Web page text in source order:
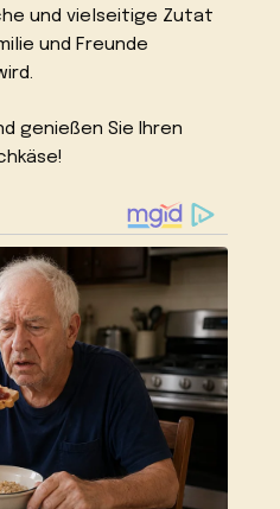
und vielseitige Zutat
und Freunde
genießen Sie Ihren